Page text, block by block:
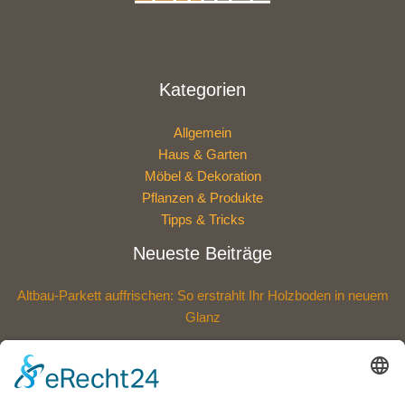
Kategorien
Allgemein
Haus & Garten
Möbel & Dekoration
Pflanzen & Produkte
Tipps & Tricks
Neueste Beiträge
Altbau-Parkett auffrischen: So erstrahlt Ihr Holzboden in neuem
Glanz